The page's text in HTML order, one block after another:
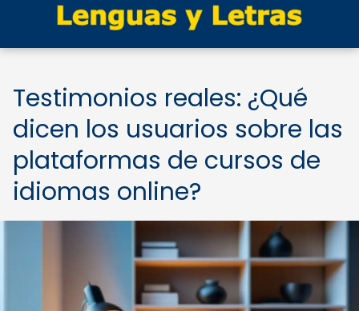
Testimonios reales: ¿Qué
dicen los usuarios sobre las
plataformas de cursos de
idiomas online?